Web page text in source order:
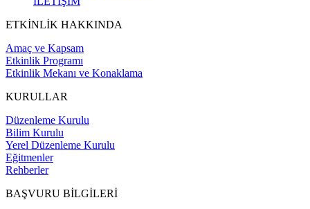
ETKİNLİK HAKKINDA
Amaç ve Kapsam
Etkinlik Programı
Etkinlik Mekanı ve Konaklama
KURULLAR
Düzenleme Kurulu
Bilim Kurulu
Yerel Düzenleme Kurulu
Eğitmenler
Rehberler
BAŞVURU BİLGİLERİ